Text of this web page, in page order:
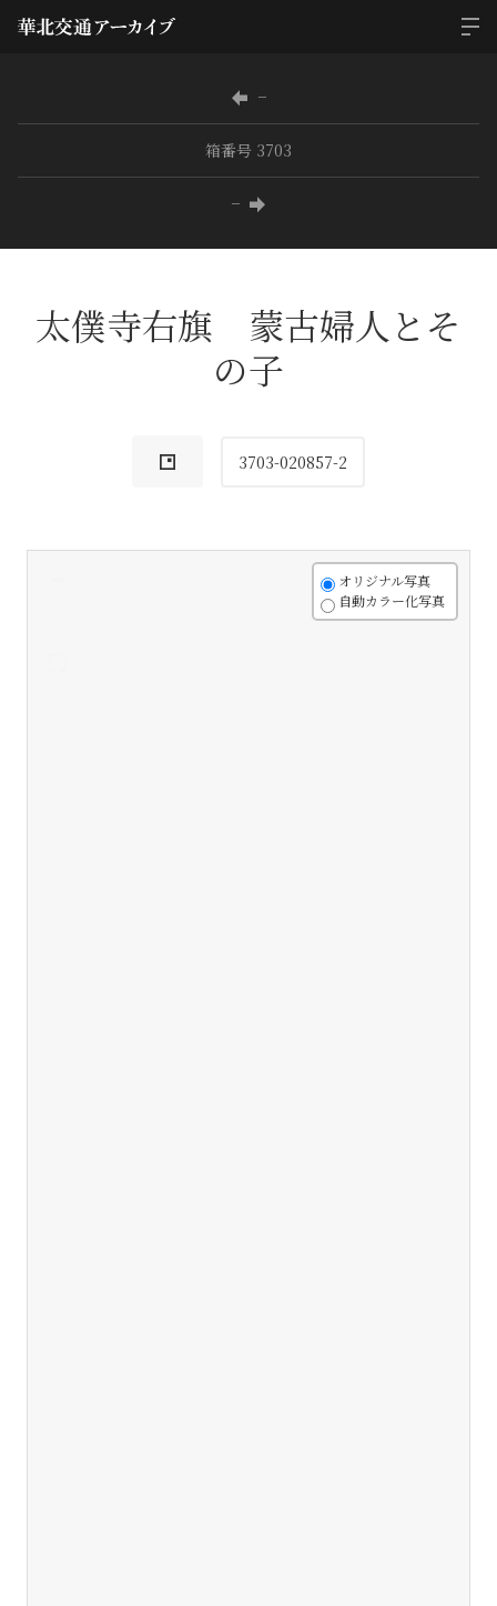
−
箱番号 3703
−
太僕寺右旗 蒙古婦人とそ
の子
3703-020857-2
オリジナル写真
自動カラー化写真